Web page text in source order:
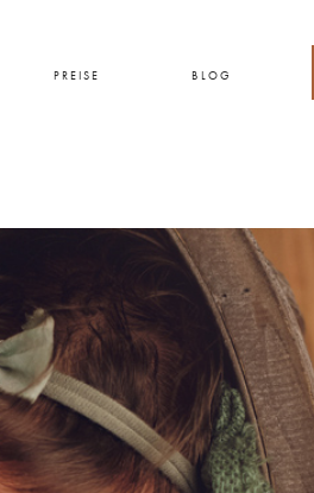
PREISE BLOG